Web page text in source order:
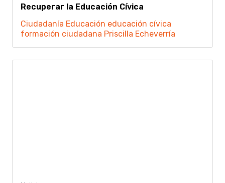
Recuperar la Educación Cívica
Ciudadanía Educación educación cívica
formación ciudadana Priscilla Echeverría